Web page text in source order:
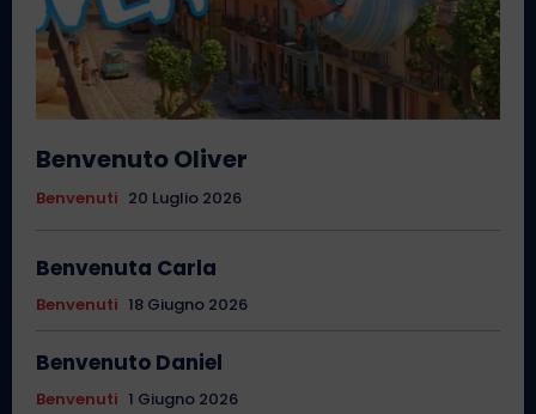
Benvenuto Oliver
Benvenuti 20 Luglio 2026
Benvenuta Carla
Benvenuti 18 Giugno 2026
Benvenuto Daniel
Benvenuti 1 Giugno 2026